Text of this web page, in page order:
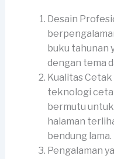
Desain
buku tahunan
dengan tema
Kualitas
teknologi
bermutu
halaman
bendung lama.
Pengalaman